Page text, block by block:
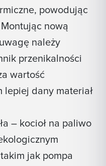
powodując
nową
należy
przenikalności
wartość
lepiej dany materiał
– kocioł na paliwo
jak pompa